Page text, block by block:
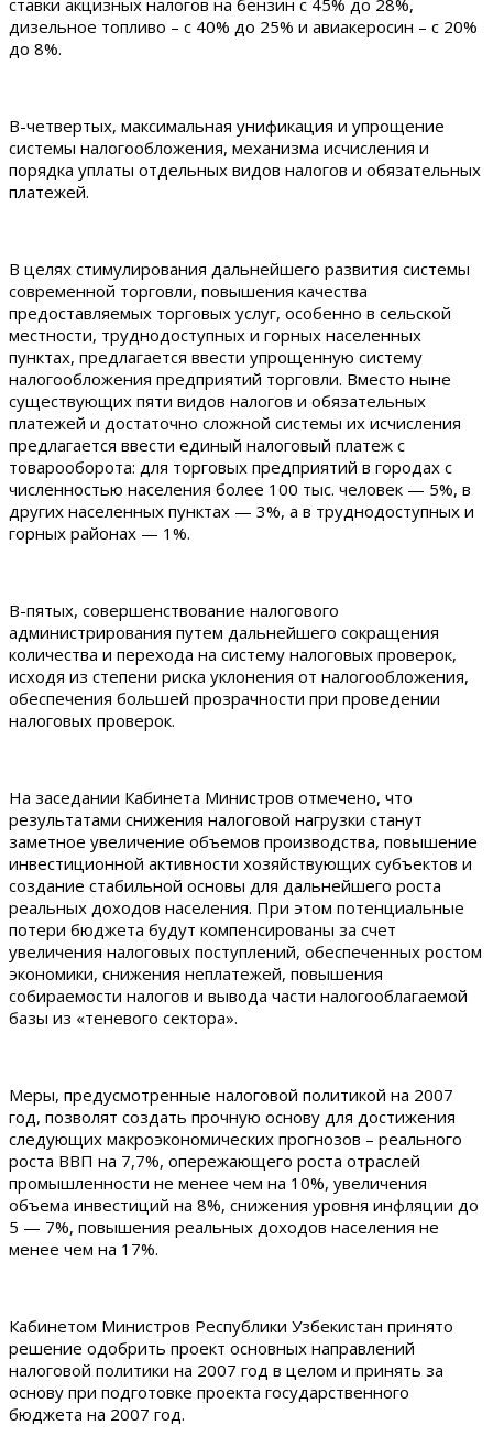
дизельное топливо – с 40% до 25% и авиакеросин – с 20%
до 8%.
В-четвертых, максимальная унификация и упрощение
системы налогообложения, механизма исчисления и
порядка уплаты отдельных видов налогов и обязательных
платежей.
В целях стимулирования дальнейшего развития системы
современной торговли, повышения качества
предоставляемых торговых услуг, особенно в сельской
местности, труднодоступных и горных населенных
пунктах, предлагается ввести упрощенную систему
налогообложения предприятий торговли. Вместо ныне
существующих пяти видов налогов и обязательных
платежей и достаточно сложной системы их исчисления
предлагается ввести единый налоговый платеж с
товарооборота: для торговых предприятий в городах с
численностью населения более 100 тыс. человек — 5%, в
других населенных пунктах — 3%, а в труднодоступных и
горных районах — 1%.
В-пятых, совершенствование налогового
администрирования путем дальнейшего сокращения
количества и перехода на систему налоговых проверок,
исходя из степени риска уклонения от налогообложения,
обеспечения большей прозрачности при проведении
налоговых проверок.
На заседании Кабинета Министров отмечено, что
результатами снижения налоговой нагрузки станут
заметное увеличение объемов производства, повышение
инвестиционной активности хозяйствующих субъектов и
создание стабильной основы для дальнейшего роста
реальных доходов населения. При этом потенциальные
потери бюджета будут компенсированы за счет
увеличения налоговых поступлений, обеспеченных ростом
экономики, снижения неплатежей, повышения
собираемости налогов и вывода части налогооблагаемой
базы из «теневого сектора».
Меры, предусмотренные налоговой политикой на 2007
год, позволят создать прочную основу для достижения
следующих макроэкономических прогнозов – реального
роста ВВП на 7,7%, опережающего роста отраслей
промышленности не менее чем на 10%, увеличения
объема инвестиций на 8%, снижения уровня инфляции до
5 — 7%, повышения реальных доходов населения не
менее чем на 17%.
Кабинетом Министров Республики Узбекистан принято
решение одобрить проект основных направлений
налоговой политики на 2007 год в целом и принять за
основу при подготовке проекта государственного
бюджета на 2007 год.